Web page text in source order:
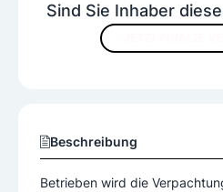
Sind Sie Inhaber
Beschreibung
Betrieben wird die